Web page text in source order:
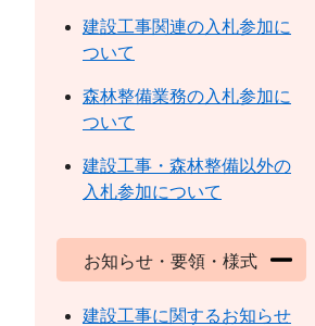
建設工事関連の入札参加に
ついて
森林整備業務の入札参加に
ついて
建設工事・森林整備以外の
入札参加について
お知らせ・要領・様式
建設工事に関するお知らせ